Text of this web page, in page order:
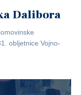
Dalibora
obljetnice Vojno-